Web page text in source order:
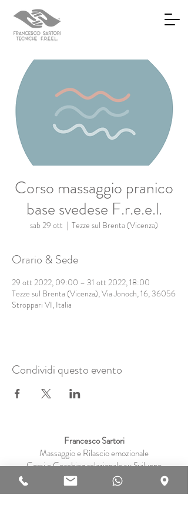
Corso massaggio pranico
base svedese F.r.e.e.l.
sab 29 ott
  |
Tezze sul Brenta (Vicenza)
Orario & Sede
29 ott 2022, 09:00 – 31 ott 2022, 18:00
Tezze sul Brenta (Vicenza), Via Jonoch, 16, 36056
Stroppari VI, Italia
Condividi questo evento
Francesco Sartori
Massaggio e Rilascio emozionale
Corsi e Coaching relazionale su Sviluppo
personale,
Sessualità consapevole e Tantra